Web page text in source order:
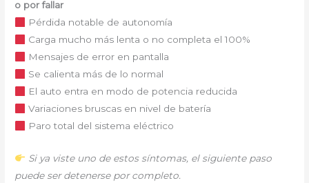
o por fallar
Pérdida notable de autonomía
Carga mucho más lenta o no completa el 100%
Mensajes de error en pantalla
Se calienta más de lo normal
El auto entra en modo de potencia reducida
Variaciones bruscas en nivel de batería
Paro total del sistema eléctrico
Si ya viste uno de estos síntomas, el siguiente paso
puede ser detenerse por completo.